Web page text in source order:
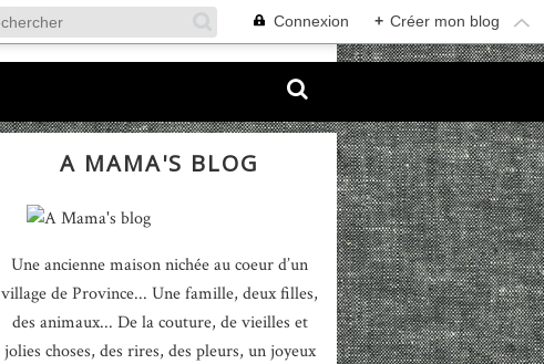
Connexion + Créer mon blog
A MAMA'S BLOG
Une ancienne maison nichée au coeur d’un
village de Province... Une famille, deux filles,
des animaux... De la couture, de vieilles et
jolies choses, des rires, des pleurs, un joyeux